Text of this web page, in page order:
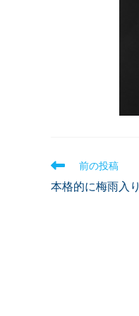
前の投稿
本格的に梅雨入り